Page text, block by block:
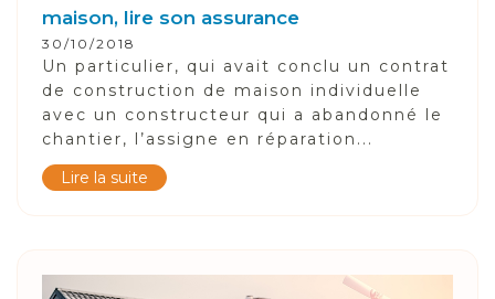
maison, lire son assurance
30/10/2018
Un particulier, qui avait conclu un contrat
de construction de maison individuelle
avec un constructeur qui a abandonné le
chantier, l’assigne en réparation...
Lire la suite